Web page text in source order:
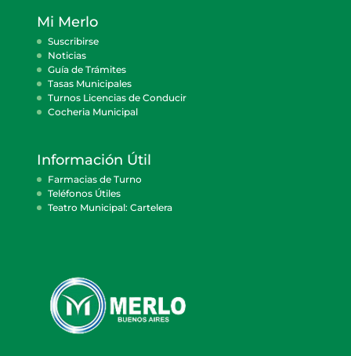
Mi Merlo
Suscribirse
Noticias
Guía de Trámites
Tasas Municipales
Turnos Licencias de Conducir
Cocheria Municipal
Información Útil
Farmacias de Turno
Teléfonos Útiles
Teatro Municipal: Cartelera